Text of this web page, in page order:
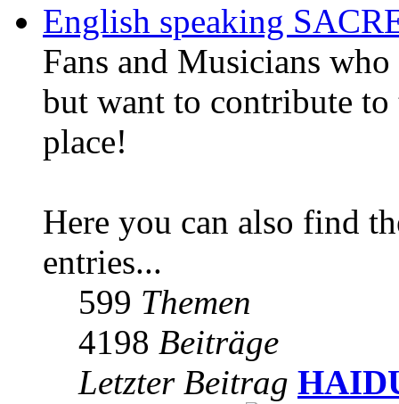
English speaking
Fans and Musicians
but want to contribute to
place!
Here you can also find
entries...
599 Themen
4198 Beiträge
Letzter Beitrag